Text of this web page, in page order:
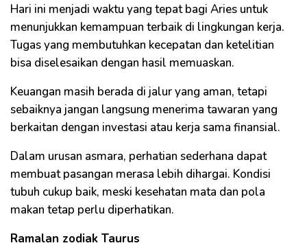
Hari ini menjadi waktu yang tepat bagi Aries untuk
menunjukkan kemampuan terbaik di lingkungan kerja.
Tugas yang membutuhkan kecepatan dan ketelitian
bisa diselesaikan dengan hasil memuaskan.
Keuangan masih berada di jalur yang aman, tetapi
sebaiknya jangan langsung menerima tawaran yang
berkaitan dengan investasi atau kerja sama finansial.
Dalam urusan asmara, perhatian sederhana dapat
membuat pasangan merasa lebih dihargai. Kondisi
tubuh cukup baik, meski kesehatan mata dan pola
makan tetap perlu diperhatikan.
Ramalan zodiak Taurus